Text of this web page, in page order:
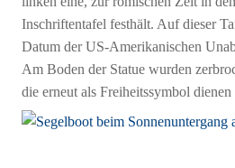
Inschriftentafel festhält. Auf dieser
Datum der US-Amerikanischen
Am Boden der Statue wurden
die erneut als Freiheitssymbol dienen